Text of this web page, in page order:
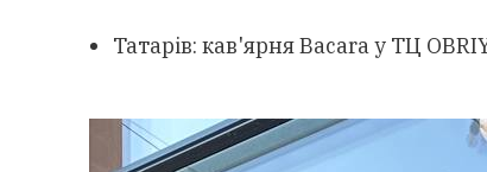
Татарів: кав'ярня Bacara у ТЦ